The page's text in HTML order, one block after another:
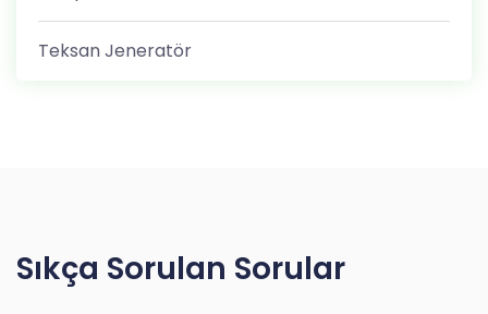
Teksan Jeneratör
Sıkça Sorulan Sorular